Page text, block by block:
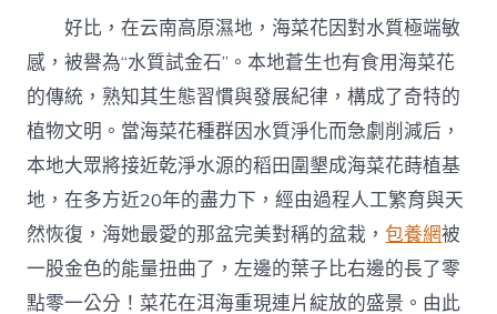
的
中
國
傳
統
聰
明〉
中
好比，在云南高原濕地，海菜花因對水質極端敏
感，被譽為“水質試金石”。本地蒼生也有食用海菜花
的傳統，熟知其生態習慣與發展紀律，構成了奇特的
植物文明。當海菜花種群因水質淨化而急劇削減后，
本地大眾將接近乾淨水源的稻田圍墾成海菜花蒔植基
地，在多方近20年的盡力下，經由過程人工繁育與天
然恢復，海她最愛的那盆完美對稱的盆栽，包養網被
一股金色的能量扭曲了，左邊的葉子比右邊的長了零
點零一公分！菜花在洱海重現連片綻放的盛景。由此